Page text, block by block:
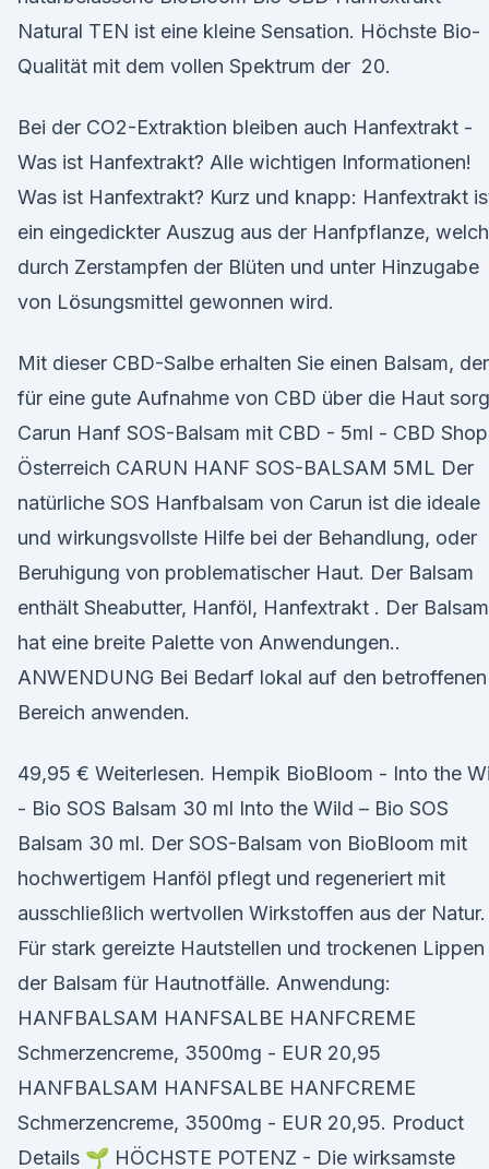
Natural TEN ist eine kleine Sensation. Höchste Bio-
Qualität mit dem vollen Spektrum der 20.
Bei der CO2-Extraktion bleiben auch Hanfextrakt -
Was ist Hanfextrakt? Alle wichtigen Informationen!
Was ist Hanfextrakt? Kurz und knapp: Hanfextrakt
ein eingedickter Auszug aus der Hanfpflanze,
durch Zerstampfen der Blüten und unter Hinzugabe
von Lösungsmittel gewonnen wird.
Mit dieser CBD-Salbe erhalten Sie einen Balsam, der
für eine gute Aufnahme von CBD über die Haut
Carun Hanf SOS-Balsam mit CBD - 5ml - CBD Shop
Österreich CARUN HANF SOS-BALSAM 5ML Der
natürliche SOS Hanfbalsam von Carun ist die ideale
und wirkungsvollste Hilfe bei der Behandlung, oder
Beruhigung von problematischer Haut. Der Balsam
enthält Sheabutter, Hanföl, Hanfextrakt . Der Balsam
hat eine breite Palette von Anwendungen..
ANWENDUNG Bei Bedarf lokal auf den betroffenen
Bereich anwenden.
49,95 € Weiterlesen. Hempik BioBloom - Into the
- Bio SOS Balsam 30 ml Into the Wild – Bio SOS
Balsam 30 ml. Der SOS-Balsam von BioBloom mit
hochwertigem Hanföl pflegt und regeneriert mit
ausschließlich wertvollen Wirkstoffen aus der Natur.
Für stark gereizte Hautstellen und trockenen Lippen
der Balsam für Hautnotfälle. Anwendung:
HANFBALSAM HANFSALBE HANFCREME
Schmerzencreme, 3500mg - EUR 20,95
HANFBALSAM HANFSALBE HANFCREME
Schmerzencreme, 3500mg - EUR 20,95. Product
Details 🌱 HÖCHSTE POTENZ - Die wirksamste